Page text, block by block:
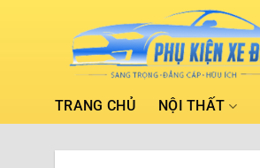
TRANG CHỦ NỘI THẤT